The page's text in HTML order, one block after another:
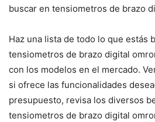
buscar en tensiometros de brazo
Haz una lista de todo lo que estás
tensiometros de brazo digital
con los modelos en el mercado.
si ofrece las funcionalidades
presupuesto, revisa los diversos
tensiometros de brazo digital